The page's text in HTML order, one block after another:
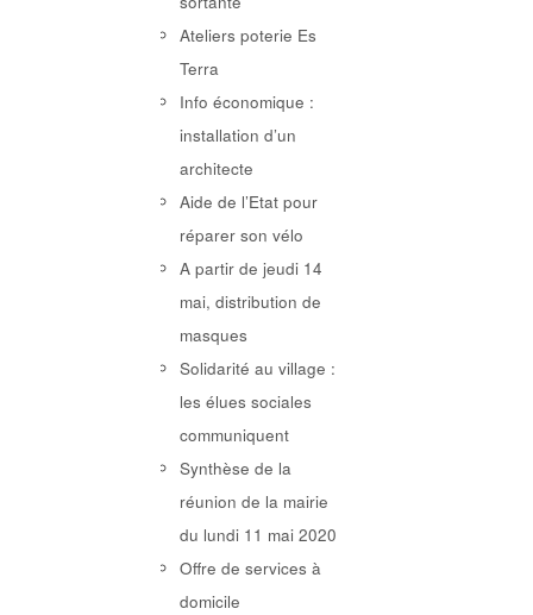
Ateliers poterie Es
Terra
Info économique :
installation d’un
architecte
Aide de l’Etat pour
réparer son vélo
A partir de jeudi 14
mai, distribution de
masques
Solidarité au village :
les élues sociales
communiquent
Synthèse de la
réunion de la mairie
du lundi 11 mai 2020
Offre de services à
domicile